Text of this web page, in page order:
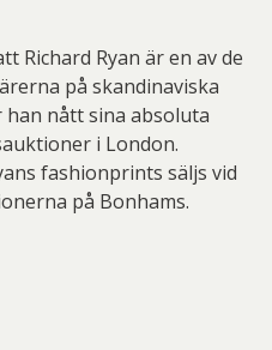
Richard Ryan är en av de
på skandinaviska
nått sina absoluta
i London.
fashionprints säljs vid
på Bonhams.